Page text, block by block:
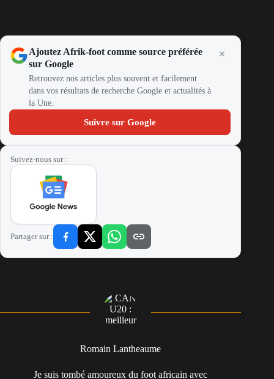
Ajoutez Afrik-foot comme source préférée
sur Google
Retrouvez nos articles plus souvent et facilement
dans vos résultats de recherche Google et actualités à
la Une.
Suivre sur Google
Suivez-nous sur :
Partager sur :
Romain Lantheaume
Je suis tombé amoureux du foot africain avec